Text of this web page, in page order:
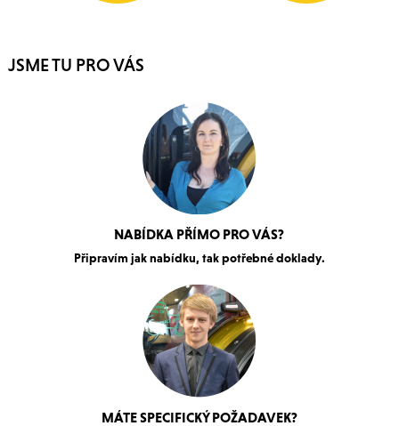
JSME TU PRO VÁS
NABÍDKA PŘÍMO PRO VÁS?
Připravím jak nabídku, tak potřebné doklady.
MÁTE SPECIFICKÝ POŽADAVEK?